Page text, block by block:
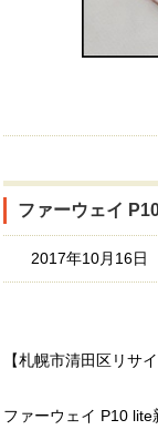
ファーウェイ
2017年10月16日
【札幌市清田区リサ
ファーウェイ P10 lite